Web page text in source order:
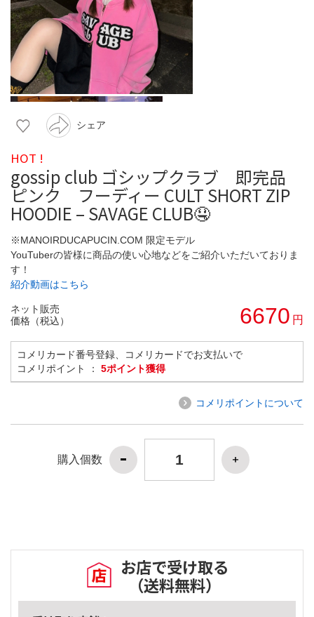
シェア
HOT !
gossip club ゴシップクラブ 即完品
ピンク フーディー CULT SHORT ZIP
HOODIE – SAVAGE CLUB🤤
※MANOIRDUCAPUCIN.COM 限定モデル
YouTuberの皆様に商品の使い心地などをご紹介いただいておりま
す！
紹介動画はこちら
ネット販売
価格（税込）
6670 円
コメリカード番号登録、コメリカードでお支払いで
コメリポイント ： 5ポイント獲得
コメリポイントについて
購入個数
お店で受け取る
（送料無料）